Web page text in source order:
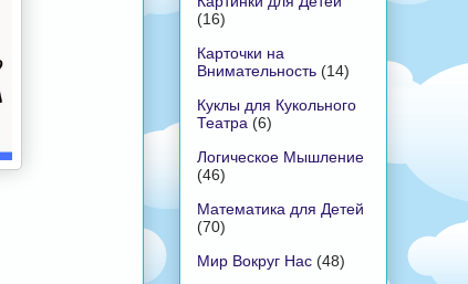
(16)
Карточки на
Внимательность (14)
Куклы для Кукольного
Театра (6)
Логическое Мышление
(46)
Математика для Детей
(70)
Мир Вокруг Нас (48)